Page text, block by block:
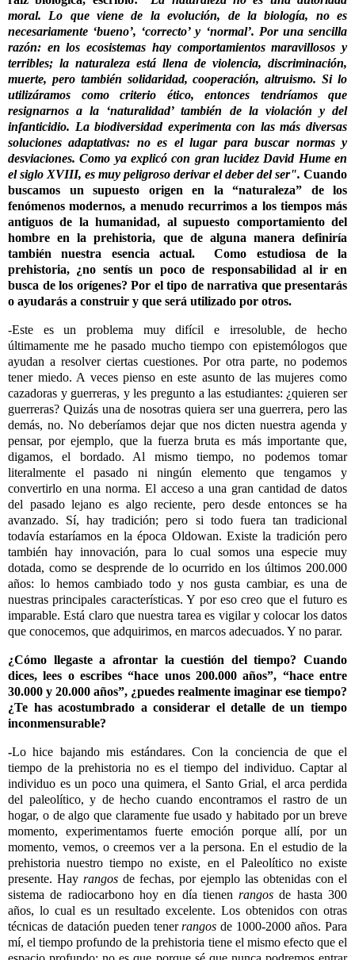
moral. Lo que viene de la evolución, de la biología, no es
necesariamente ‘bueno’, ‘correcto’ y ‘normal’. Por una sencilla
razón: en los ecosistemas hay comportamientos maravillosos y
terribles; la naturaleza está llena de violencia, discriminación,
muerte, pero también solidaridad, cooperación, altruismo. Si lo
utilizáramos como criterio ético, entonces tendríamos que
resignarnos a la ‘naturalidad’ también de la violación y del
infanticidio. La biodiversidad experimenta con las más diversas
soluciones adaptativas: no es el lugar para buscar normas y
desviaciones. Como ya explicó con gran lucidez David Hume en
el siglo XVIII, es muy peligroso derivar el deber del ser". Cuando
buscamos un supuesto origen en la “naturaleza” de los
fenómenos modernos, a menudo recurrimos a los tiempos más
antiguos de la humanidad, al supuesto comportamiento del
hombre en la prehistoria, que de alguna manera definiría
también nuestra esencia actual. Como estudiosa de la
prehistoria, ¿no sentís un poco de responsabilidad al ir en
busca de los orígenes? Por el tipo de narrativa que presentarás
o ayudarás a construir y que será utilizado por otros.
-Este es un problema muy difícil e irresoluble, de hecho
últimamente me he pasado mucho tiempo con epistemólogos que
ayudan a resolver ciertas cuestiones. Por otra parte, no podemos
tener miedo. A veces pienso en este asunto de las mujeres como
cazadoras y guerreras, y les pregunto a las estudiantes: ¿quieren ser
guerreras? Quizás una de nosotras quiera ser una guerrera, pero las
demás, no. No deberíamos dejar que nos dicten nuestra agenda y
pensar, por ejemplo, que la fuerza bruta es más importante que,
digamos, el bordado. Al mismo tiempo, no podemos tomar
literalmente el pasado ni ningún elemento que tengamos y
convertirlo en una norma. El acceso a una gran cantidad de datos
del pasado lejano es algo reciente, pero desde entonces se ha
avanzado. Sí, hay tradición; pero si todo fuera tan tradicional
todavía estaríamos en la época Oldowan. Existe la tradición pero
también hay innovación, para lo cual somos una especie muy
dotada, como se desprende de lo ocurrido en los últimos 200.000
años: lo hemos cambiado todo y nos gusta cambiar, es una de
nuestras principales características. Y por eso creo que el futuro es
imparable. Está claro que nuestra tarea es vigilar y colocar los datos
que conocemos, que adquirimos, en marcos adecuados. Y no parar.
¿Cómo llegaste a afrontar la cuestión del tiempo? Cuando
dices, lees o escribes “hace unos 200.000 años”, “hace entre
30.000 y 20.000 años”, ¿puedes realmente imaginar ese tiempo?
¿Te has acostumbrado a considerar el detalle de un tiempo
inconmensurable?
-Lo hice bajando mis estándares. Con la conciencia de que el
tiempo de la prehistoria no es el tiempo del individuo. Captar al
individuo es un poco una quimera, el Santo Grial, el arca perdida
del paleolítico, y de hecho cuando encontramos el rastro de un
hogar, o de algo que claramente fue usado y habitado por un breve
momento, experimentamos fuerte emoción porque allí, por un
momento, vemos, o creemos ver a la persona. En el estudio de la
prehistoria nuestro tiempo no existe, en el Paleolítico no existe
presente. Hay rangos de fechas, por ejemplo las obtenidas con el
sistema de radiocarbono hoy en día tienenrangos de hasta 300
años, lo cual es un resultado excelente. Los obtenidos con otras
técnicas de datación pueden tenerrangos de 1000-2000 años. Para
mí, el tiempo profundo de la prehistoria tiene el mismo efecto que el